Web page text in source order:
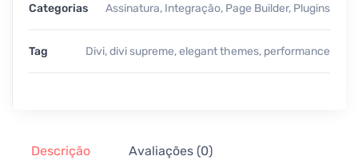
Categorias Assinatura, Integração, Page Builder, Plugins
Tag Divi,divi supreme,elegant themes, performance
Descrição Avaliações (0)